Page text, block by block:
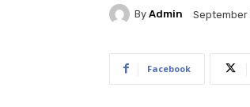
By Admin September
Facebook